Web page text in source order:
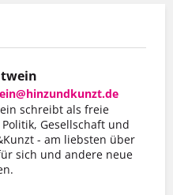
schreibt als freie
Gesellschaft und
- am liebsten über
sich und andere neue